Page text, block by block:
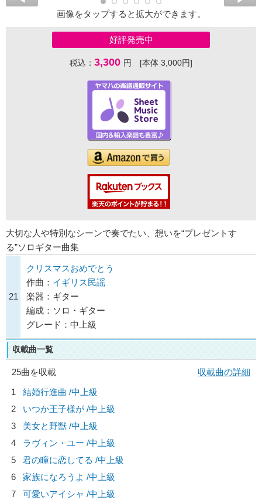
画像をタップすると拡大ができます。
好評発売中
税込： 3,300 円 [本体 3,000円]
大切な人や特別なシーンで奏でたい、想いを“プレゼントす
る”ソロギター曲集
21
クリスマスおめでとう
作曲： イギリス民謡
楽器：ギター
編成：ソロ・ギター
グレード：中上級
収載曲一覧
25曲を収載
収載曲の詳細
1
結婚行進曲 /中上級
2
いつか王子様が /中上級
3
美女と野獣 /中上級
4
ラヴィン・ユー /中上級
5
君の瞳に恋してる /中上級
6
家族になろうよ /中上級
7
可愛いアイシャ /中上級